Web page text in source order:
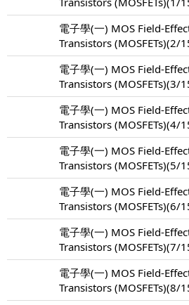
電子學(一) MOS Field-
Transistors (MOSFETs)(2/
電子學(一) MOS Field-
Transistors (MOSFETs)(3/
電子學(一) MOS Field-
Transistors (MOSFETs)(4/
電子學(一) MOS Field-
Transistors (MOSFETs)(5/
電子學(一) MOS Field-
Transistors (MOSFETs)(6/
電子學(一) MOS Field-
Transistors (MOSFETs)(7/
電子學(一) MOS Field-
Transistors (MOSFETs)(8/